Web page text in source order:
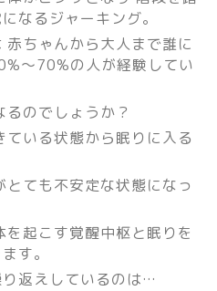
なるジャーキング。
赤ちゃんから大人まで誰に
～70%の人が経験してい
のでしょうか？
ている状態から眠りに入る
ても不安定な状態になっ
起こす覚醒中枢と眠りを
す。
返えしているのは…